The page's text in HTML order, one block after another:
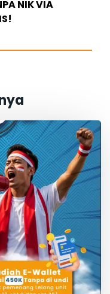
NIK VIA